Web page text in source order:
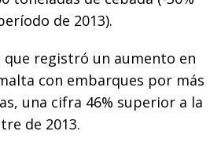
de 2013).
registró un aumento en
con embarques por más
una cifra 46% superior a la
de 2013.